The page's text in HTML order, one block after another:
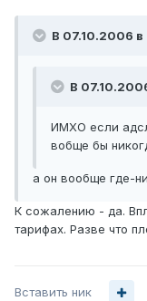
В 07.10.2006 в
В
ИМХО если
вобще бы
а он вообще где-
К сожалению - да.
тарифах. Разве что
Вставить ник